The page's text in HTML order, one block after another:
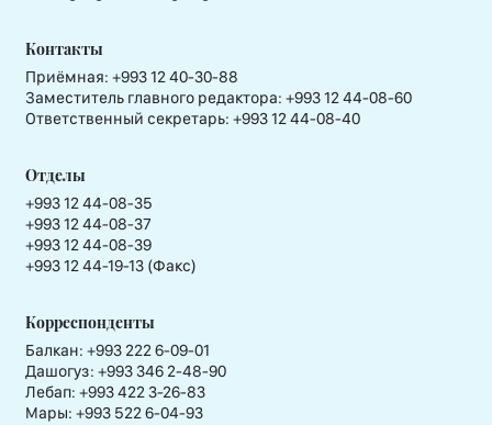
Контакты
Приёмная: +993 12 40-30-88
Заместитель главного редактора: +993 12 44-08-60
Ответственный секретарь: +993 12 44-08-40
Отделы
+993 12 44-08-35
+993 12 44-08-37
+993 12 44-08-39
+993 12 44-19-13 (Факс)
Корреспонденты
Балкан: +993 222 6-09-01
Дашогуз: +993 346 2-48-90
Лебап: +993 422 3-26-83
Мары: +993 522 6-04-93